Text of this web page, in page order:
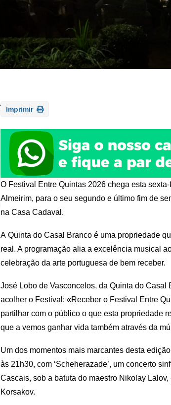
Imprimir
O Festival Entre Quintas 2026 chega esta
Almeirim, para o seu segundo e último fim de
na Casa Cadaval.
A Quinta do Casal Branco é uma propriedade
real. A programação alia a excelência musical
celebração da arte portuguesa de bem receber.
José Lobo de Vasconcelos, da Quinta do
acolher o Festival: «Receber o Festival Entre
partilhar com o público o que esta propriedade
que a vemos ganhar vida também através da
Um dos momentos mais marcantes desta
às 21h30, com ‘Scheherazade’, um concerto
Cascais, sob a batuta do maestro Nikolay
Korsakov.